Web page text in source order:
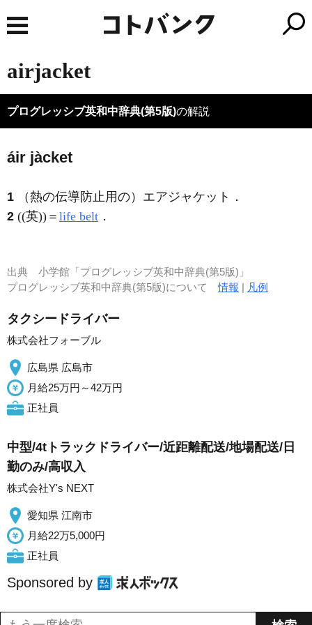
airjacket
プログレッシブ英和中辞典(第5版)の解説
áir jàcket
1 （熱の伝導防止用の）エアジャケット ．
2 ((英))＝ life belt ．
出典 小学館「プログレッシブ英和中辞典(第5版)」
プログレッシブ英和中辞典(第5版)について情報 | 凡例
タクシードライバー
株式会社フォーブル
広島県 広島市
月給25万円～42万円
正社員
中型/4tトラックドライバー/近距離配送/地場配送/日
勤のみ/高収入
株式会社Y's NEXT
愛知県 江南市
月給22万5,000円
正社員
Sponsored by